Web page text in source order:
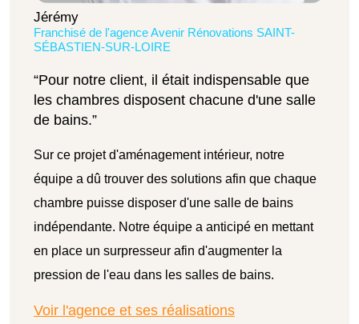
Jérémy
Franchisé de l'agence Avenir Rénovations SAINT-
SÉBASTIEN-SUR-LOIRE
“Pour notre client, il était indispensable que
les chambres disposent chacune d'une salle
de bains.”
Sur ce projet d'aménagement intérieur, notre
équipe a dû trouver des solutions afin que chaque
chambre puisse disposer d'une salle de bains
indépendante. Notre équipe a anticipé en mettant
en place un surpresseur afin d'augmenter la
pression de l'eau dans les salles de bains.
Voir l'agence et ses réalisations